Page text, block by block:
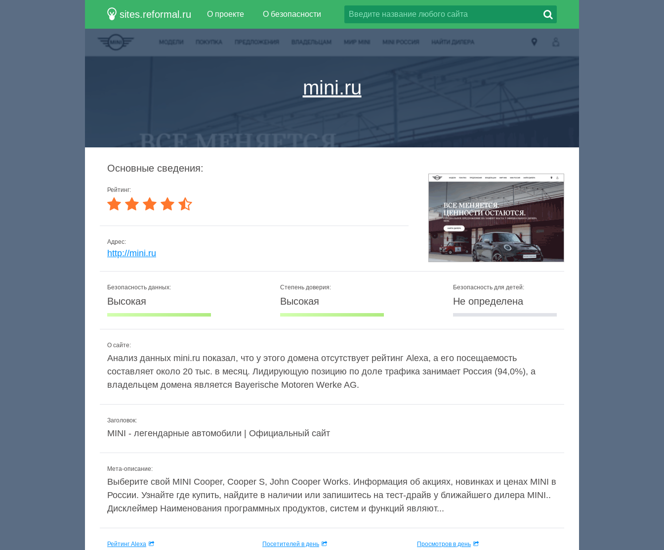
sites.reformal.ru О проекте О безопасности
mini.ru
Основные сведения:
Рейтинг:
Адрес:
http://mini.ru
Безопасность данных:
Высокая
Степень доверия:
Высокая
Безопасность для детей:
Не определена
О сайте:
Анализ данных mini.ru показал, что у этого домена отсутствует рейтинг Alexa, а его посещаемость
составляет около 20 тыс. в месяц. Лидирующую позицию по доле трафика занимает Россия (94,0%), а
владельцем домена является Bayerische Motoren Werke AG.
Заголовок:
MINI - легендарные автомобили | Официальный сайт
Мета-описание:
Выберите свой MINI Cooper, Cooper S, John Cooper Works. Информация об акциях, новинках и ценах MINI в
России. Узнайте где купить, найдите в наличии или запишитесь на тест-драйв у ближайшего дилера MINI..
Дисклеймер Наименования программных продуктов, систем и функций являют...
Рейтинг Alexa Посетителей в день Просмотров в день